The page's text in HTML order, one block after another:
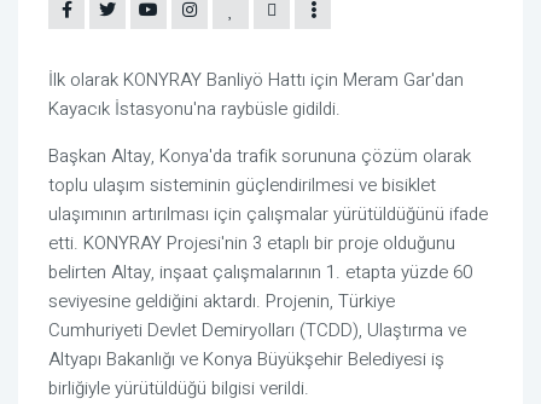
İlk olarak KONYRAY Banliyö Hattı için Meram Gar'dan
Kayacık İstasyonu'na raybüsle gidildi.
Başkan Altay, Konya'da trafik sorununa çözüm olarak
toplu ulaşım sisteminin güçlendirilmesi ve bisiklet
ulaşımının artırılması için çalışmalar yürütüldüğünü ifade
etti. KONYRAY Projesi'nin 3 etaplı bir proje olduğunu
belirten Altay, inşaat çalışmalarının 1. etapta yüzde 60
seviyesine geldiğini aktardı. Projenin, Türkiye
Cumhuriyeti Devlet Demiryolları (TCDD), Ulaştırma ve
Altyapı Bakanlığı ve Konya Büyükşehir Belediyesi iş
birliğiyle yürütüldüğü bilgisi verildi.